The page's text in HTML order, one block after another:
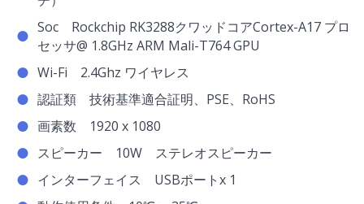
Soc Rockchip RK3288クワッドコアCortex-A17 プロ
セッサ@ 1.8GHz ARM Mali-T764 GPU
Wi-Fi 2.4Ghz ワイヤレス
認証類 技術基準適合証明、PSE、RoHS
画素数 1920 x 1080
スピーカー 10W ステレオスピーカー
インターフェイス USBポートx 1